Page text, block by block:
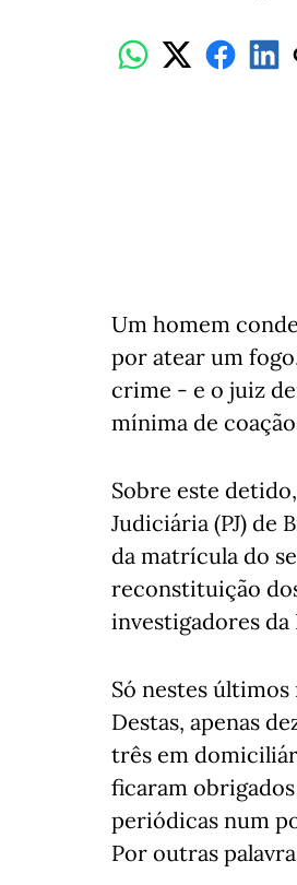
Um homem
por atear um
crime - e o juiz
mínima de
Sobre este
Judiciária (PJ) de
da matrícula do
reconstituição
investigadores da
Só nestes últimos
Destas, apenas
três em
ficaram obrigados
periódicas num
Por outras